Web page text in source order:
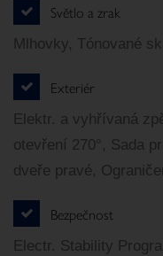
Světlo a zrak
Mlhovky, Tónované
Exteriér
Elektr. a vyhřívaná
otevření 270°, Sada
dveře pravé,
Bezpečnost
Electr. Stability